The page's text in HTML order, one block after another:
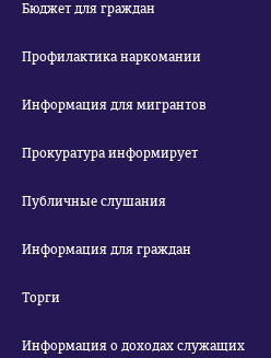
Бюджет для граждан
Профилактика наркомании
Информация для мигрантов
Прокуратура информирует
Публичные слушания
Информация для граждан
Торги
Информация о доходах служащих